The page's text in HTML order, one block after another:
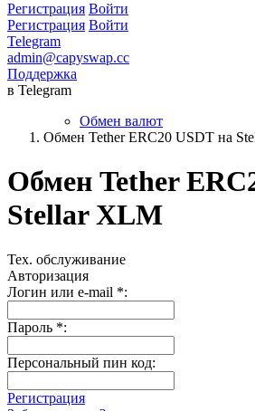
Регистрация Войти
Регистрация Войти
Telegram
admin@capyswap.cc
Поддержка
в Telegram
Обмен валют
Обмен Tether ERC20 USDT на
Обмен Tether
Stellar XLM
Тех. обслуживание
Авторизация
Логин или e-mail *:
Пароль *:
Персональный пин код:
Регистрация